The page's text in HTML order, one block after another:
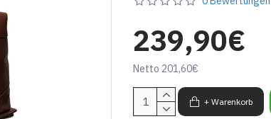
239,90€
Netto 201,60€
+ Warenkorb